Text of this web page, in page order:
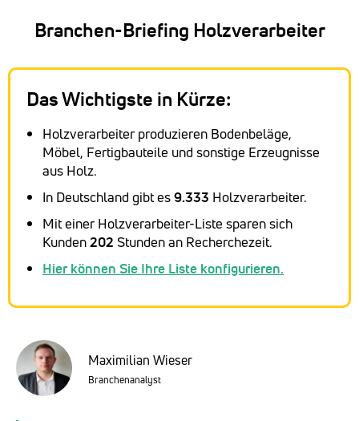
Branchen-Briefing Holzverarbeiter
Das Wichtigste in Kürze:
Holzverarbeiter produzieren Bodenbeläge,
Möbel, Fertigbauteile und sonstige Erzeugnisse
aus Holz.
In Deutschland gibt es9.333 Holzverarbeiter.
Mit einer Holzverarbeiter-Liste sparen sich
Kunden202 Stunden an Recherchezeit.
Hier können Sie Ihre Liste konfigurieren.
Maximilian Wieser
Branchenanalyst